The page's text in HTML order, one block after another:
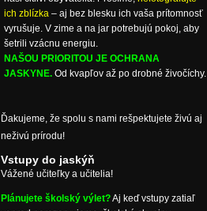
ich zblízka– aj bez blesku ich vaša prítomnosť
vyrušuje. V zime a na jar potrebujú pokoj, aby
šetrili vzácnu energiu.
NAŠOU PRIORITOU JE OCHRANA
JASKYNE. Od kvapľov až po drobné živočíchy.
Ďakujeme, že spolu s nami rešpektujete živú aj
neživú prírodu!
Vstupy do jaskýň
Vážené učiteľky a učitelia!
Plánujete školský výlet?Aj keď vstupy zatiaľ